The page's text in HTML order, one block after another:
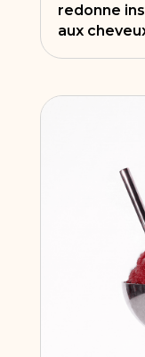
redonne
aux